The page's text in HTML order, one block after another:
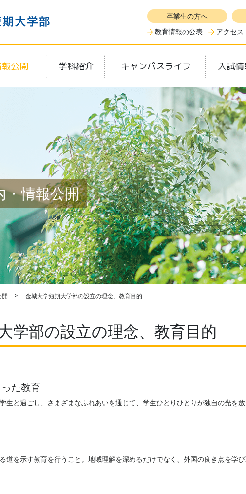
卒業生の方へ
教育情報の公表
アクセス
公開 学科紹介 キャンパスライフ 入試情
・情報公開
開 金城大学短期大学部の設立の理念、教育目的
学部の設立の理念、教育目的
た教育
生と過ごし、さまざまなふれあいを通じて、学生ひとりひとりが独自の光を
道を示す教育を行うこと。地域理解を深めるだけでなく、外国の良き点を学